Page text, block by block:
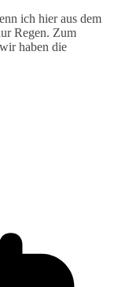
ich hier aus dem
Regen. Zum
haben die